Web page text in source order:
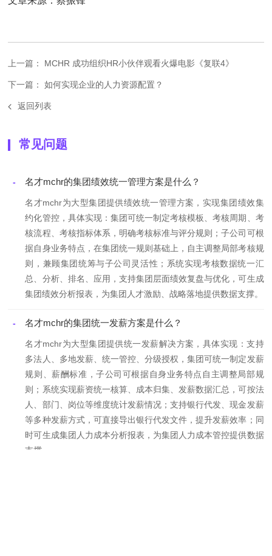
上一篇： MCHR 成功组织HR小伙伴观看火爆电影《复联4》
下一篇： 如何实现企业的人力资源配置？
返回列表
常见问题
- 名才mchr的集团绩效统一管理方案是什么？
名才mchr为大型集团提供绩效统一管理方案，实现集团绩效集
约化管控，具体实现：集团可统一制定考核模板、考核周期、考
核流程、考核指标体系，明确考核标准与评分规则；子公司可根
据自身业务特点，在集团统一规则基础上，自主调整局部考核规
则，兼顾集团统筹与子公司灵活性；系统实现考核数据统一汇
总、分析、排名、应用，支持集团层面绩效复盘与优化，可生成
集团绩效分析报表，为集团人才激励、战略落地提供数据支撑。
- 名才mchr的集团统一发薪方案是什么？
名才mchr为大型集团提供统一发薪解决方案，具体实现：支持
多法人、多地发薪、统一管控、分级授权，集团可统一制定发薪
规则、薪酬标准，子公司可根据自身业务特点自主调整局部规
则；系统实现薪资统一核算、成本归集、发薪数据汇总，可按法
人、部门、岗位等维度统计发薪情况；支持银行代发、现金发薪
等多种发薪方式，可直接导出银行代发文件，提升发薪效率；同
时可生成集团人力成本分析报表，为集团人力成本管控提供数据
支撑。